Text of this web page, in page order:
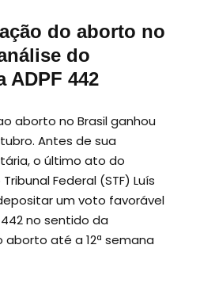
do aborto no
do
ADPF 442
aborto no Brasil ganhou
Antes de sua
o último ato do
Federal (STF) Luís
um voto favorável
no sentido da
até a 12ª semana